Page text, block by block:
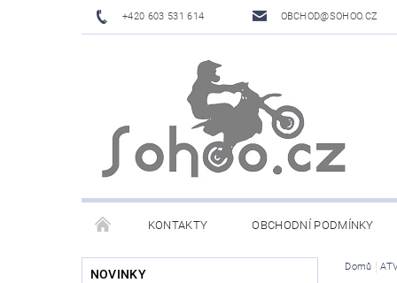
+420 603 531 614 OBCHOD@SOHOO.CZ
KONTAKTY OBCHODNÍ PODMÍNKY
NOVINKY
Domů